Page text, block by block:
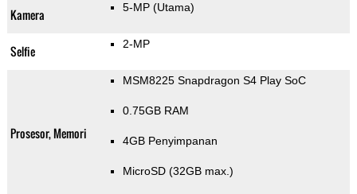
Kamera 5-MP (Utama)
Selfie 2-MP
Prosesor, Memori
MSM8225 Snapdragon S4 Play SoC
0.75GB RAM
4GB Penyimpanan
MicroSD (32GB max.)